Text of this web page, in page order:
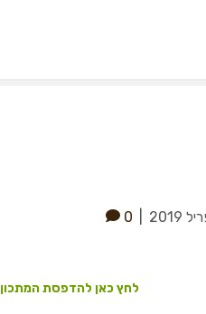
0
לחץ כאן להדפסת המתכון